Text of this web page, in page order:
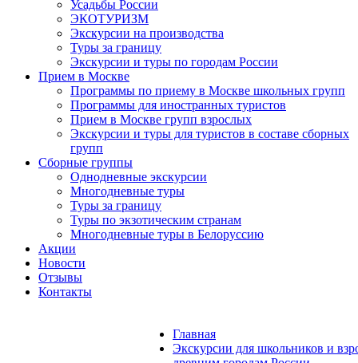
Усадьбы России
ЭКОТУРИЗМ
Экскурсии на производства
Туры за границу
Экскурсии и туры по городам России
Прием в Москве
Программы по приему в Москве школьных групп
Программы для иностранных туристов
Прием в Москве групп взрослых
Экскурсии и туры для туристов в составе сборных
групп
Сборные группы
Однодневные экскурсии
Многодневные туры
Туры за границу
Туры по экзотическим странам
Многодневные туры в Белоруссию
Акции
Новости
Отзывы
Контакты
Главная
Экскурсии для школьников и